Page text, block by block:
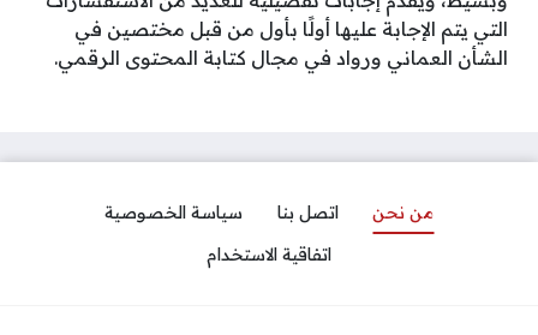
التي يتم الإجابة عليها أولًا بأول من قبل مختصين في
الشأن العماني ورواد في مجال كتابة المحتوى الرقمي.
من نحن اتصل بنا
سياسة الخصوصية
اتفاقية الاستخدام